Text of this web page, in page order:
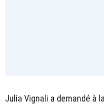
Julia Vignali a demandé à